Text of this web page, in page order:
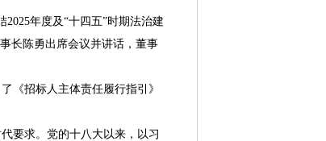
年度及“十四五”时期法治建
长陈勇出席会议并讲话，董事
《招标人主体责任履行指引》
要求。党的十八大以来，以习